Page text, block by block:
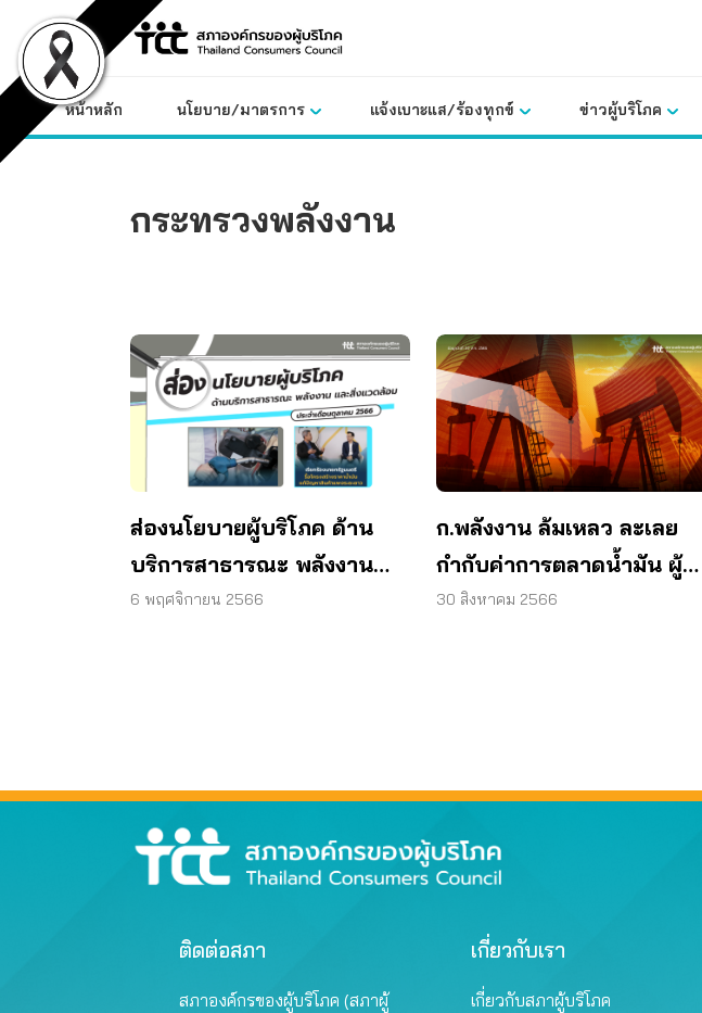
content
หน้าหลัก นโยบาย/มาตรการ แจ้งเบาะแส/ร้องทุกข์ ข่าวผู้บริโภค
กระทรวงพลังงาน
ส่องนโยบายผู้บริโภค ด้าน
บริการสาธารณะ พลังงาน
และสิ่งแวดล้อม ประจำเดือน
6 พฤศจิกายน 2566
ก.พลังงาน ล้มเหลว ละเลย
กำกับค่าการตลาดน้ำมัน ผู้
บริโภคแบกเพิ่ม 900 ล้าน/
30 สิงหาคม 2566
ติดต่อสภา
สภาองค์กรของผู้บริโภค (สภาผู้
เกี่ยวกับเรา
เกี่ยวกับสภาผู้บริโภค